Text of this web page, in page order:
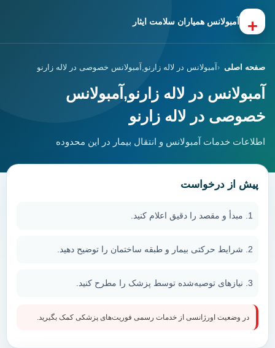
+ آمبولانس همیاران سلامت ایثار
صفحه اصلی آمبولانس در لاله زارنو,آمبولانس خصوصی در لاله زارنو
آمبولانس در لاله زارنو,آمبولانس
خصوصی در لاله زارنو
اطلاعات خدمات آمبولانس و انتقال بیمار در این محدوده
پیش از درخواست
مبدأ و مقصد را دقیق اعلام کنید.
شرایط حرکتی بیمار و طبقه ساختمان را توضیح دهید.
نیازهای توصیه‌شده توسط پزشک را مطرح کنید.
در وضعیت اورژانسی از خدمات رسمی فوریت‌های پزشکی کمک بگیرید.